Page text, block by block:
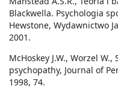
Blackwella. Psychologia
Hewstone, Wydawnictwo
2001.
McHoskey J.W., Worzel
psychopathy, Journal of
1998, 74.